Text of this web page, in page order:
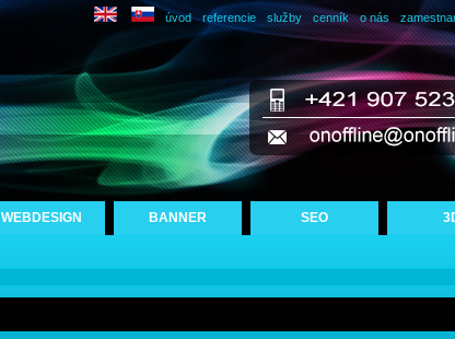
úvod referencie služby cenník o nás
WEBDESIGN BANNER SEO